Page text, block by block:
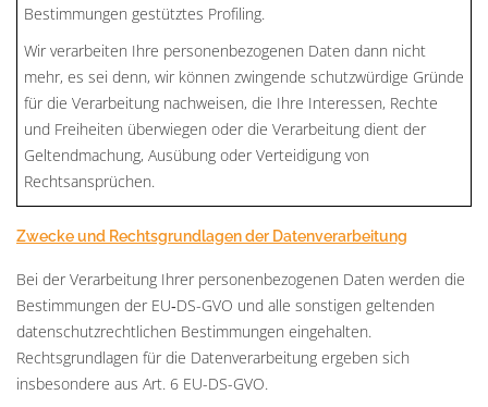
Bestimmungen gestütztes Profiling.
Wir verarbeiten Ihre personenbezogenen Daten dann nicht
mehr, es sei denn, wir können zwingende schutzwürdige Gründe
für die Verarbeitung nachweisen, die Ihre Interessen, Rechte
und Freiheiten überwiegen oder die Verarbeitung dient der
Geltendmachung, Ausübung oder Verteidigung von
Rechtsansprüchen.
Zwecke und Rechtsgrundlagen der Datenverarbeitung
Bei der Verarbeitung Ihrer personenbezogenen Daten werden die
Bestimmungen der EU‑DS-GVO und alle sonstigen geltenden
datenschutzrechtlichen Bestimmungen eingehalten.
Rechtsgrundlagen für die Datenverarbeitung ergeben sich
insbesondere aus Art. 6 EU-DS-GVO.